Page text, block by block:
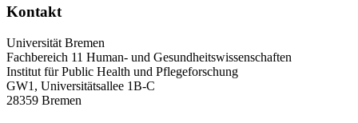
Kontakt
Universität Bremen
Fachbereich 11 Human- und Gesundheitswissenschaften
Institut für Public Health und Pflegeforschung
GW1, Universitätsallee 1B-C
28359 Bremen